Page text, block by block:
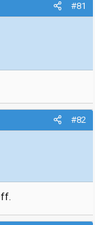
#81
#82